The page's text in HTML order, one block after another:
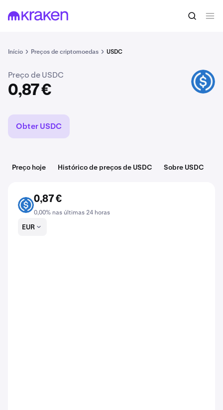
Início Preços de criptomoedas USDC
0,87 € Comprar USDC
Preço de USDC
0,87 €
USDC
Obter USDC
Preço hoje Histórico de preços de USDC Sobre USDC
USDC
0,87 €
0,00% nas últimas 24 horas
EUR